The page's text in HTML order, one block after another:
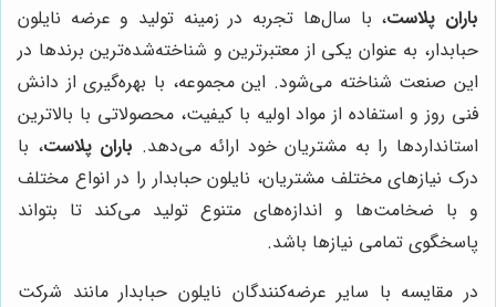
باران پلاست، با سال‌ها تجربه در زمینه تولید و عرضه نایلون
حبابدار، به عنوان یکی از معتبرترین و شناخته‌شده‌ترین برندها در
این صنعت شناخته می‌شود. این مجموعه، با بهره‌گیری از دانش
فنی روز و استفاده از مواد اولیه با کیفیت، محصولاتی با بالاترین
استانداردها را به مشتریان خود ارائه می‌دهد. باران پلاست، با
درک نیازهای مختلف مشتریان، نایلون حبابدار را در انواع مختلف
و با ضخامت‌ها و اندازه‌های متنوع تولید می‌کند تا بتواند
پاسخگوی تمامی نیازها باشد.
در مقایسه با سایر عرضه‌کنندگان نایلون حبابدار مانند شرکت